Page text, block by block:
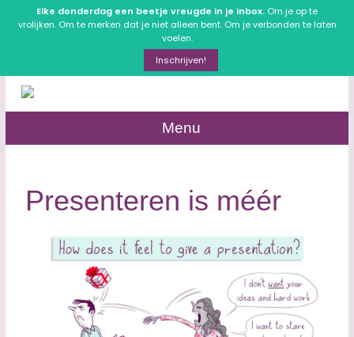
Elke donderdag een beetje vreugde in je inbox. Om je op te
vrolijken. Om te merken dat je niet alleen bent. Om je verbonden te laten
voelen.
Inschrijven!
Menu
Presenteren is méér